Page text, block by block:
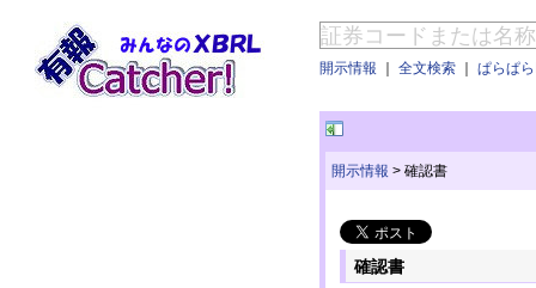
開示情報 ｜ 全文検索 ｜ ぱらぱ
開示情報 > 確認書
確認書